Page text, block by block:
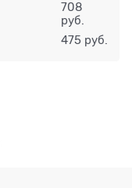
708
руб.
475 руб.